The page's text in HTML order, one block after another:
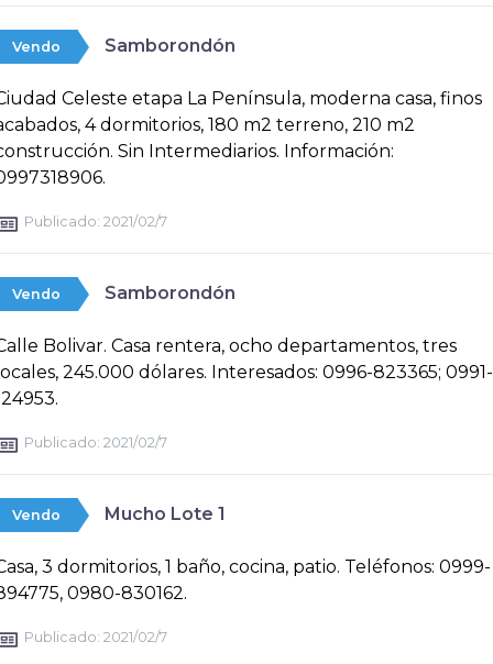
Vendo Samborondón
Celeste etapa La Península, moderna casa, finos
4 dormitorios, 180 m2 terreno, 210 m2
Sin Intermediarios. Información:
Publicado: 2021/02/7
Vendo Samborondón
Bolivar. Casa rentera, ocho departamentos, tres
locales, 245.000 dólares. Interesados: 0996-823365; 0991-
Publicado: 2021/02/7
Vendo Mucho Lote 1
3 dormitorios, 1 baño, cocina, patio. Teléfonos: 0999-
0980-830162.
Publicado: 2021/02/7